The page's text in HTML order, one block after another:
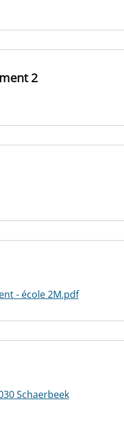
2
- école 2M.pdf
Schaerbeek